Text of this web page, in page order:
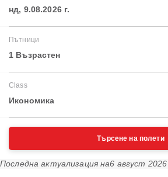
нд, 9.08.2026 г.
Пътници
1 Възрастен
Class
Икономика
Търсене на полети
Последна актуализация на6 август